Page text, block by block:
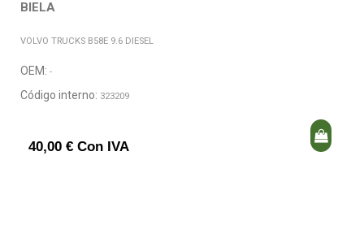
BIELA
VOLVO TRUCKS B58E 9.6 DIESEL
OEM: -
Código interno: 323209
40,00 € Con IVA